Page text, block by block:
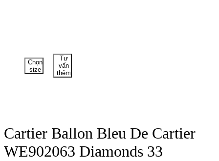
Chọn
size
Tư
vấn
thêm
Cartier Ballon Bleu De Cartier
WE902063 Diamonds 33